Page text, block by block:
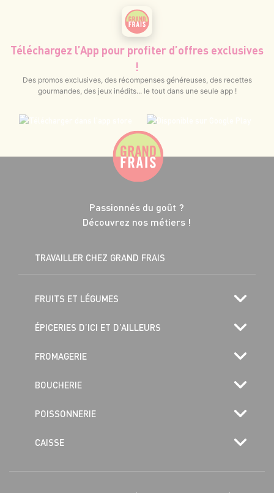
Téléchargez l’App pour profiter d’offres exclusives
!
Des promos exclusives, des récompenses généreuses, des recettes
gourmandes, des jeux inédits... le tout dans une seule app !
Passionnés du goût ?
Découvrez nos métiers !
TRAVAILLER CHEZ GRAND FRAIS
FRUITS ET LÉGUMES
ÉPICERIES D’ICI ET D’AILLEURS
FROMAGERIE
BOUCHERIE
POISSONNERIE
CAISSE